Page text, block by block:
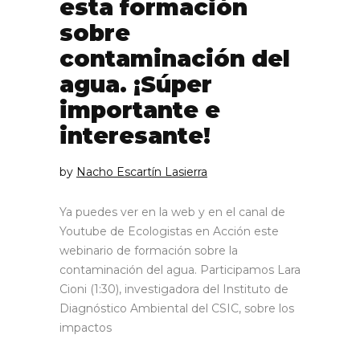
esta formación
sobre
contaminación del
agua. ¡Súper
importante e
interesante!
by Nacho Escartín Lasierra
Ya puedes ver en la web y en el canal de
Youtube de Ecologistas en Acción este
webinario de formación sobre la
contaminación del agua. Participamos Lara
Cioni (1:30), investigadora del Instituto de
Diagnóstico Ambiental del CSIC, sobre los
impactos